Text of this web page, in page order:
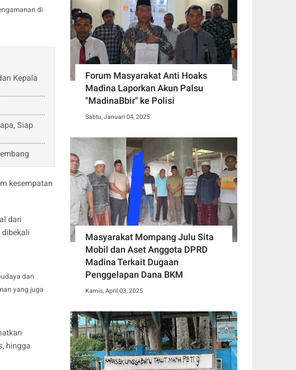
di
Kepala
Siap
kesempatan
dari
dibekali
dan
yang juga
hingga
Forum Masyarakat Anti Hoaks
Madina Laporkan Akun Palsu
"MadinaBbir" ke Polisi
Sabtu, Januari 04, 2025
Masyarakat Mompang Julu Sita
Mobil dan Aset Anggota DPRD
Madina Terkait Dugaan
Penggelapan Dana BKM
Kamis, April 03, 2025